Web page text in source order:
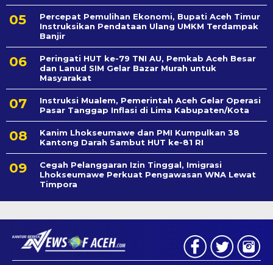
Percepat Pemulihan Ekonomi, Bupati Aceh Timur
Instruksikan Pendataan Ulang UMKM Terdampak
Banjir
Peringati HUT ke-79 TNI AU, Pemkab Aceh Besar
dan Lanud SIM Gelar Bazar Murah untuk
Masyarakat
Instruksi Mualem, Pemerintah Aceh Gelar Operasi
Pasar Tanggap Inflasi di Lima Kabupaten/Kota
Kanim Lhokseumawe dan PMI Kumpulkan 38
Kantong Darah Sambut HUT ke-81 RI
Cegah Pelanggaran Izin Tinggal, Imigrasi
Lhokseumawe Perkuat Pengawasan WNA Lewat
Timpora